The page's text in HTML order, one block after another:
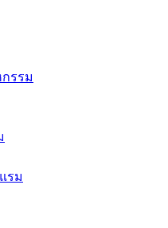
รรม
รม